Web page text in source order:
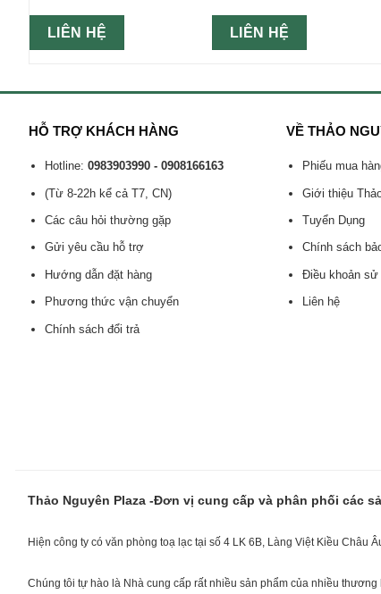
LIÊN HỆ LIÊN HỆ
HỖ TRỢ KHÁCH HÀNG
Hotline: 0983903990 - 0908166163
(Từ 8-22h kể cả T7, CN)
Các câu hỏi thường gặp
Gửi yêu cầu hỗ trợ
Hướng dẫn đặt hàng
Phương thức vận chuyển
Chính sách đổi trả
VỀ THẢO
Phiếu mua
Giới thiệu
Tuyển Dụng
Chính sách
Điều khoản sử
Liên hệ
Thảo Nguyên Plaza -Đơn vị cung cấp và phân phối các
Hiện công ty có văn phòng toạ lạc tại số 4 LK 6B, Làng Việt Kiều Châu
Chúng tôi tự hào là Nhà cung cấp rất nhiều sản phẩm của nhiều